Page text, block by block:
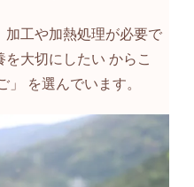
加工や加熱処理が必要で
大切にしたい からこ
」 を選んでいます。